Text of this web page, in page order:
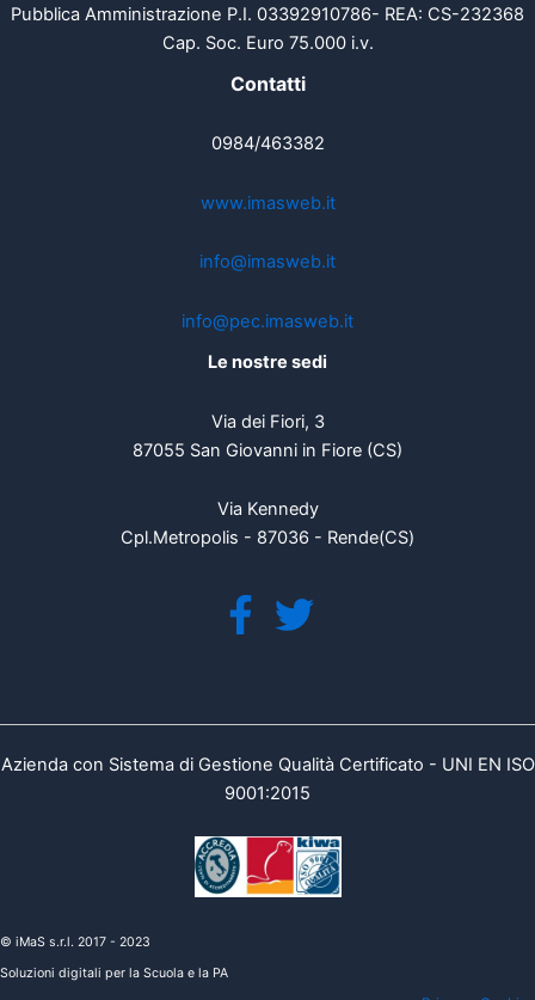
Pubblica Amministrazione P.I. 03392910786- REA: CS-232368
Cap. Soc. Euro 75.000 i.v.
Contatti
0984/463382
www.imasweb.it
info@imasweb.it
info@pec.imasweb.it
Le nostre sedi
Via dei Fiori, 3
87055 San Giovanni in Fiore (CS)
Via Kennedy
Cpl.Metropolis - 87036 - Rende(CS)
Azienda con Sistema di Gestione Qualità Certificato - UNI EN ISO
9001:2015
© iMaS s.r.l. 2017 - 2023
Soluzioni digitali per la Scuola e la PA